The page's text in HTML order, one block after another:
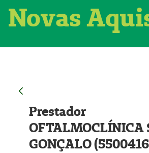
Novas
Prestador
OFTALMOCLÍNICA
GONÇALO